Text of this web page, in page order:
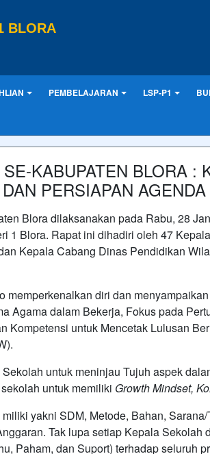
BLORA
PEMBELAJARAN LSP-P1
KABUPATEN BLORA :
PERSIAPAN
Blora dilaksanakan pada Rabu, 28
1 Blora. Rapat ini dihadiri oleh 47
Kepala Cabang Dinas Pendidikan
memperkenalkan diri dan
Agama dalam Bekerja, Fokus pada
Kompetensi untuk Mencetak Lulusan
untuk meninjau Tujuh aspek
untuk memiliki GrowthMindset, K
yakni SDM, Metode, Bahan,
Tak lupa setiap Kepala Sekolah
Paham, dan Suport) terhadap seluruh